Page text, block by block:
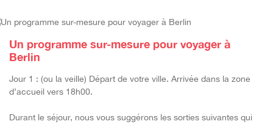
Un programme sur-mesure pour voyager à
Berlin
Jour 1 : (ou la veille) Départ de votre ville. Arrivée dans la zone
d’accueil vers 18h00.
Durant le séjour, nous vous suggérons les sorties suivantes qui